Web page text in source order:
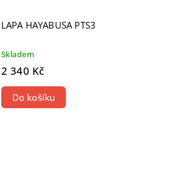
LAPA HAYABUSA PTS3
Skladem
2 340 Kč
Do košíku